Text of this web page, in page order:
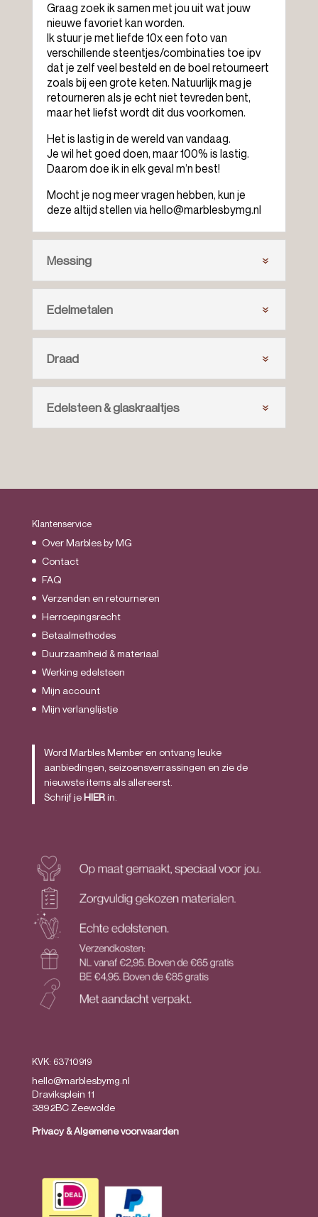
Graag zoek ik samen met jou uit wat jouw
nieuwe favoriet kan worden.
Ik stuur je met liefde 10x een foto van
verschillende steentjes/combinaties toe ipv
dat je zelf veel besteld en de boel retourneert
zoals bij een grote keten. Natuurlijk mag je
retourneren als je echt niet tevreden bent,
maar het liefst wordt dit dus voorkomen.
Het is lastig in de wereld van vandaag.
Je wil het goed doen, maar 100% is lastig.
Daarom doe ik in elk geval m’n best!
Mocht je nog meer vragen hebben, kun je
deze altijd stellen via hello@marblesbymg.nl
Messing
Edelmetalen
Draad
Edelsteen & glaskraaltjes
Klantenservice
Over Marbles by MG
Contact
FAQ
Verzenden en retourneren
Herroepingsrecht
Betaalmethodes
Duurzaamheid & materiaal
Werking edelsteen
Mijn account
Mijn verlanglijstje
Word Marbles Member en ontvang leuke
aanbiedingen, seizoensverrassingen en zie de
nieuwste items als allereerst.
Schrijf jeHIERin.
KVK: 63710919
hello@marblesbymg.nl
Draviksplein 11
3892BC Zeewolde
Privacy&Algemene voorwaarden